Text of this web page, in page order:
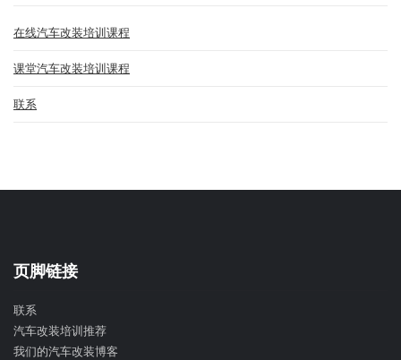
在线汽车改装培训课程
课堂汽车改装培训课程
联系
页脚链接
联系
汽车改装培训推荐
我们的汽车改装博客